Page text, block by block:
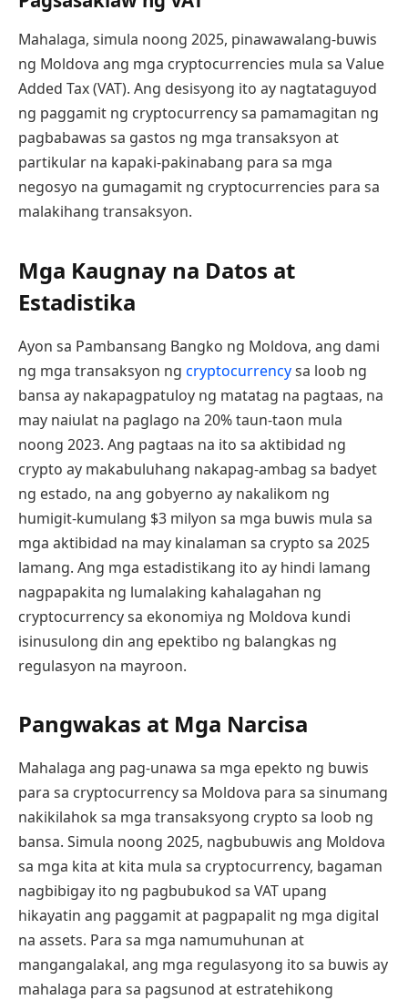
Mahalaga, simula noong 2025, pinawawalang-buwis
ng Moldova ang mga cryptocurrencies mula sa Value
Added Tax (VAT). Ang desisyong ito ay nagtataguyod
ng paggamit ng cryptocurrency sa pamamagitan ng
pagbabawas sa gastos ng mga transaksyon at
partikular na kapaki-pakinabang para sa mga
negosyo na gumagamit ng cryptocurrencies para sa
malakihang transaksyon.
Mga Kaugnay na Datos at
Estadistika
Ayon sa Pambansang Bangko ng Moldova, ang dami
ng mga transaksyon ng cryptocurrencysa loob ng
bansa ay nakapagpatuloy ng matatag na pagtaas, na
may naiulat na paglago na 20% taun-taon mula
noong 2023. Ang pagtaas na ito sa aktibidad ng
crypto ay makabuluhang nakapag-ambag sa badyet
ng estado, na ang gobyerno ay nakalikom ng
humigit-kumulang $3 milyon sa mga buwis mula sa
mga aktibidad na may kinalaman sa crypto sa 2025
lamang. Ang mga estadistikang ito ay hindi lamang
nagpapakita ng lumalaking kahalagahan ng
cryptocurrency sa ekonomiya ng Moldova kundi
isinusulong din ang epektibo ng balangkas ng
regulasyon na mayroon.
Pangwakas at Mga Narcisa
Mahalaga ang pag-unawa sa mga epekto ng buwis
para sa cryptocurrency sa Moldova para sa sinumang
nakikilahok sa mga transaksyong crypto sa loob ng
bansa. Simula noong 2025, nagbubuwis ang Moldova
sa mga kita at kita mula sa cryptocurrency, bagaman
nagbibigay ito ng pagbubukod sa VAT upang
hikayatin ang paggamit at pagpapalit ng mga digital
na assets. Para sa mga namumuhunan at
mangangalakal, ang mga regulasyong ito sa buwis ay
mahalaga para sa pagsunod at estratehikong